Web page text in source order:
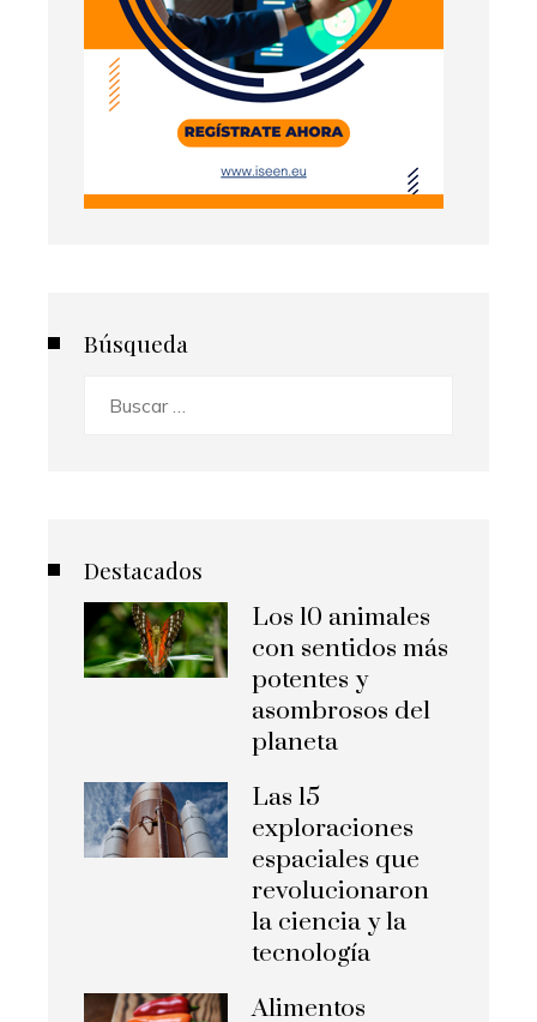
Búsqueda
Destacados
Los 10 animales
con sentidos más
potentes y
asombrosos del
planeta
Las 15
exploraciones
espaciales que
revolucionaron
la ciencia y la
tecnología
Alimentos